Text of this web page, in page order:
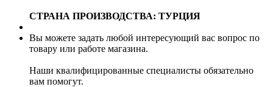
СТРАНА ПРОИЗВОДСТВА: ТУРЦИЯ
Вы можете задать любой интересующий вас вопрос по
товару или работе магазина.
Наши квалифицированные специалисты обязательно
вам помогут.